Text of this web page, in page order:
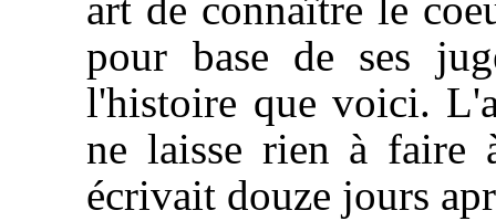
art de connaître le
pour base de ses
l'histoire que voici.
ne laisse rien à faire
écrivait douze jours